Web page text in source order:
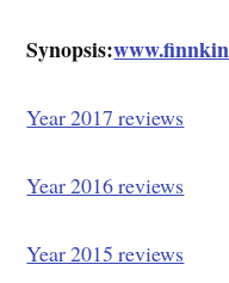
Synopsis:
Year 2017 reviews
Year 2016 reviews
Year 2015 reviews